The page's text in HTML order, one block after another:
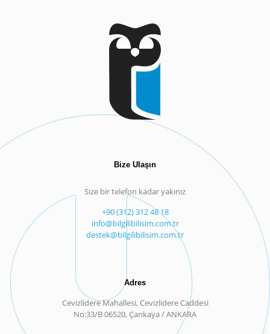
Bize Ulaşın
Size bir telefon kadar yakınız
+90 (312) 312 48 18
info@bilgilibilisim.com.tr
destek@bilgilibilisim.com.tr
Adres
Cevizlidere Mahallesi, Cevizlidere Caddesi
No:33/B 06520, Çankaya / ANKARA